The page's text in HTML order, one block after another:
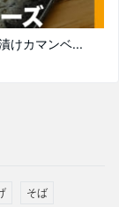
けカマンベ...
そば